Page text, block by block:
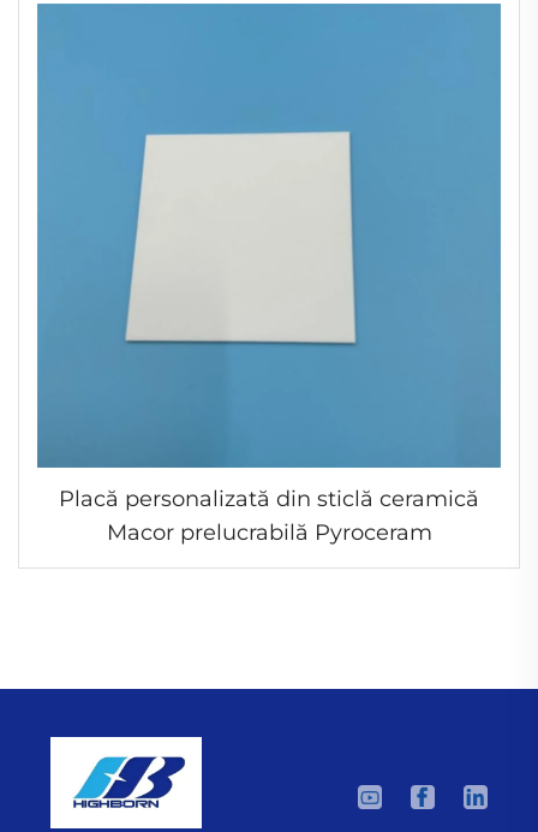
Placă personalizată din sticlă ceramică
Macor prelucrabilă Pyroceram